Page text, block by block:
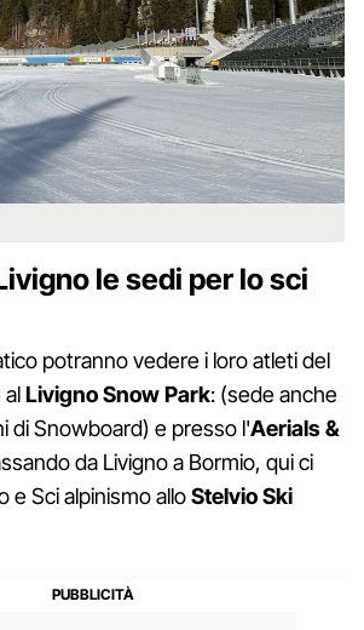
le sedi per lo sci
potranno vedere i loro atleti del
alLivigno Snow Park: (sede anche
di Snowboard) e presso l'Aerials &
da Livigno a Bormio, qui ci
e Sci alpinismo alloStelvio Ski